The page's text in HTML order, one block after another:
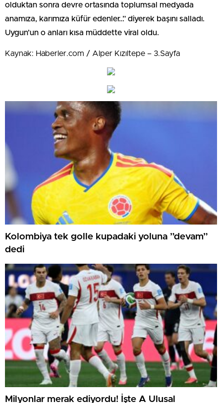
olduktan sonra devre ortasında toplumsal medyada
anamıza, karımıza küfür edenler…” diyerek başını salladı.
Uygun’un o anları kısa müddette viral oldu.
Kaynak: Haberler.com / Alper Kızıltepe – 3.Sayfa
Kolombiya tek golle kupadaki yoluna ”devam”
dedi
Milyonlar merak ediyordu! İşte A Ulusal